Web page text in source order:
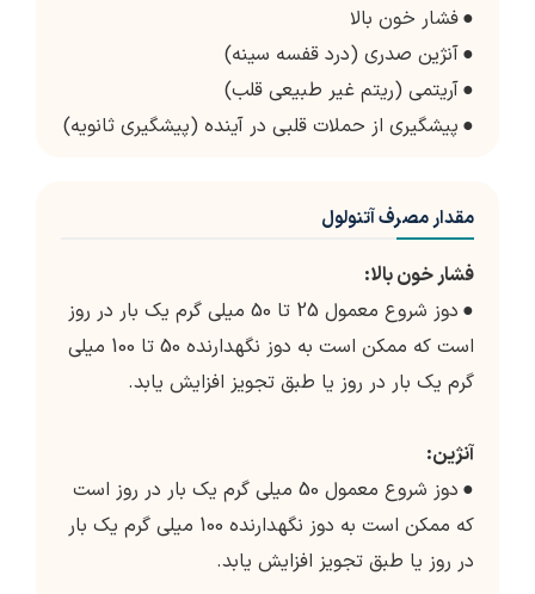
●فشار خون بالا
●آنژین صدری (درد قفسه سینه)
●آریتمی (ریتم غیر طبیعی قلب)
● پیشگیری از حملات قلبی در آینده (پیشگیری ثانویه)
مقدار مصرف آتنولول
فشار خون بالا:
●
دوز شروع معمول 25 تا 50 میلی گرم یک بار در روز
است که ممکن است به دوز نگهدارنده 50 تا 100 میلی
گرم یک بار در روز یا طبق تجویز افزایش یابد.
آنژین:
●
دوز شروع معمول 50 میلی گرم یک بار در روز است
که ممکن است به دوز نگهدارنده 100 میلی گرم یک بار
در روز یا طبق تجویز افزایش یابد.